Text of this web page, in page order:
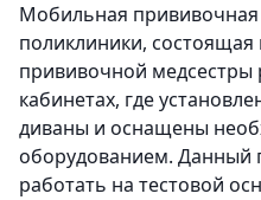
Мобильная прививочная
поликлиники, состоящая
прививочной медсестры
кабинетах, где
диваны и оснащены
оборудованием. Данный
работать на тестовой